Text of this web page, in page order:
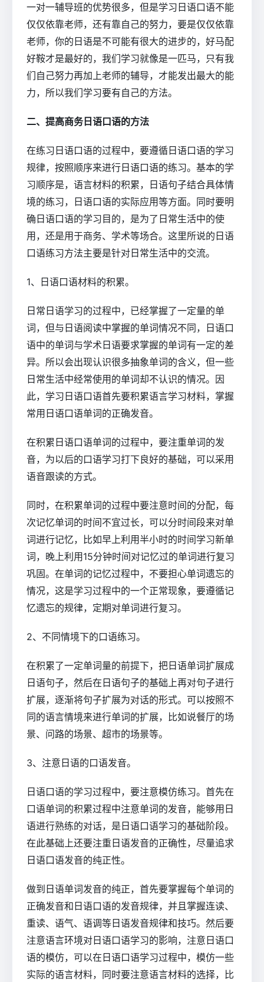
一对一辅导班的优势很多，但是学习日语口语不能
仅仅依靠老师，还有靠自己的努力，要是仅仅依靠
老师，你的日语是不可能有很大的进步的，好马配
好鞍才是最好的，我们学习就像是一匹马，只有我
们自己努力再加上老师的辅导，才能发出最大的能
力，所以我们学习要有自己的方法。
二、提高商务日语口语的方法
在练习日语口语的过程中，要遵循日语口语的学习
规律，按照顺序来进行日语口语的练习。基本的学
习顺序是，语言材料的积累，日语句子结合具体情
境的练习，日语口语的实际应用等方面。同时要明
确日语口语的学习目的，是为了日常生活中的使
用，还是用于商务、学术等场合。这里所说的日语
口语练习方法主要是针对日常生活中的交流。
1、日语口语材料的积累。
日常日语学习的过程中，已经掌握了一定量的单
词，但与日语阅读中掌握的单词情况不同，日语口
语中的单词与学术日语要求掌握的单词有一定的差
异。所以会出现认识很多抽象单词的含义，但一些
日常生活中经常使用的单词却不认识的情况。因
此，学习日语口语首先要积累语言学习材料，掌握
常用日语口语单词的正确发音。
在积累日语口语单词的过程中，要注重单词的发
音，为以后的口语学习打下良好的基础，可以采用
语音跟读的方式。
同时，在积累单词的过程中要注意时间的分配，每
次记忆单词的时间不宜过长，可以分时间段来对单
词进行记忆，比如早上利用半小时的时间学习新单
词，晚上利用15分钟时间对记忆过的单词进行复习
巩固。在单词的记忆过程中，不要担心单词遗忘的
情况，这是学习过程中的一个正常现象，要遵循记
忆遗忘的规律，定期对单词进行复习。
2、不同情境下的口语练习。
在积累了一定单词量的前提下，把日语单词扩展成
日语句子，然后在日语句子的基础上再对句子进行
扩展，逐渐将句子扩展为对话的形式。可以按照不
同的语言情境来进行单词的扩展，比如说餐厅的场
景、问路的场景、超市的场景等。
3、注意日语的口语发音。
日语口语的学习过程中，要注意模仿练习。首先在
口语单词的积累过程中注意单词的发音，能够用日
语进行熟练的对话，是日语口语学习的基础阶段。
在此基础上还要注重日语发音的正确性，尽量追求
日语口语发音的纯正性。
做到日语单词发音的纯正，首先要掌握每个单词的
正确发音和日语口语的发音规律，并且掌握连读、
重读、语气、语调等日语发音规律和技巧。然后要
注意语言环境对日语口语学习的影响，注意日语口
语的模仿，可以在日语口语学习过程中，模仿一些
实际的语言材料，同时要注意语言材料的选择，比